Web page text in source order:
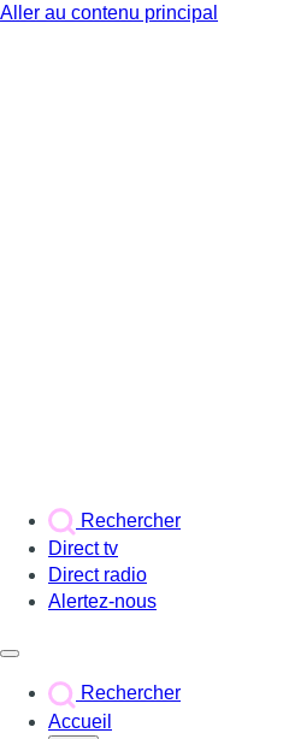
Aller au contenu principal
Rechercher
Direct tv
Direct radio
Alertez-nous
Rechercher
Accueil